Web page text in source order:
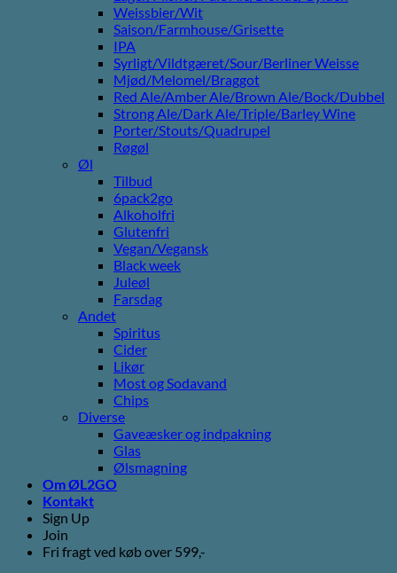
Weissbier/Wit
Saison/Farmhouse/Grisette
IPA
Syrligt/Vildtgæret/Sour/Berliner Weisse
Mjød/Melomel/Braggot
Red Ale/Amber Ale/Brown Ale/Bock/Dubbel
Strong Ale/Dark Ale/Triple/Barley Wine
Porter/Stouts/Quadrupel
Røgøl
Øl
Tilbud
6pack2go
Alkoholfri
Glutenfri
Vegan/Vegansk
Black week
Juleøl
Farsdag
Andet
Spiritus
Cider
Likør
Most og Sodavand
Chips
Diverse
Gaveæsker og indpakning
Glas
Ølsmagning
Om ØL2GO
Kontakt
Sign Up
Join
Fri fragt ved køb over 599,-